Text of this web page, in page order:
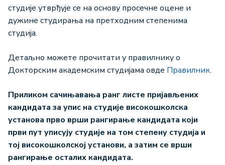
студије утврђује се на основу просечне оцене и
дужине студирања на претходним степенима
студија.
Детаљно можете прочитати у правилнику о
Докторским академским студијама овде Правилник.
Приликом сачињавања ранг листе пријављених
кандидата за упис на студије високошколска
установа прво врши рангирање кандидата који
први пут уписују студије на том степену студија и
тој високошколској установи, а затим се врши
рангирање осталих кандидата.